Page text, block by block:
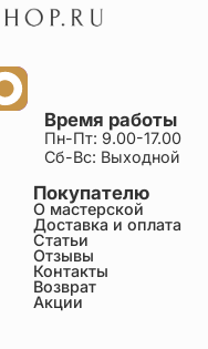
Покупателю
О мастерской
Доставка и оплата
Статьи
Отзывы
Контакты
Возврат
Акции
Время работы
Пн-Пт: 9.00-17.00
Сб-Вс: Выходной